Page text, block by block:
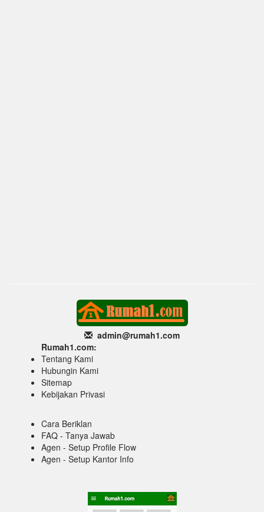
admin@rumah1.com
Rumah1.com:
Tentang Kami
Hubungin Kami
Sitemap
Kebijakan Privasi
Cara Beriklan
FAQ - Tanya Jawab
Agen - Setup Profile Flow
Agen - Setup Kantor Info